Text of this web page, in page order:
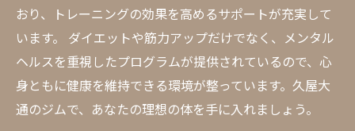
おり、トレーニングの効果を高めるサポートが充実して
います。 ダイエットや筋力アップだけでなく、メンタル
ヘルスを重視したプログラムが提供されているので、心
身ともに健康を維持できる環境が整っています。久屋大
通のジムで、あなたの理想の体を手に入れましょう。